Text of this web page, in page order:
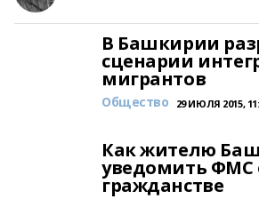
В Башкирии
сценарии
мигрантов
Общество 29 ИЮЛЯ 2015,
Как жителю
уведомить ФМС
гражданстве